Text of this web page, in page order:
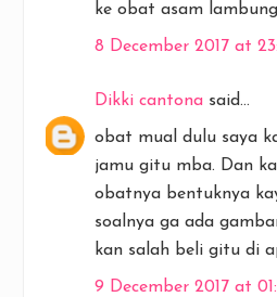
ke obat asam
8 December 2017 at
Dikki cantona said...
obat mual dulu saya
jamu gitu mba. Dan
obatnya bentuknya
soalnya ga ada
kan salah beli gitu di
9 December 2017 at